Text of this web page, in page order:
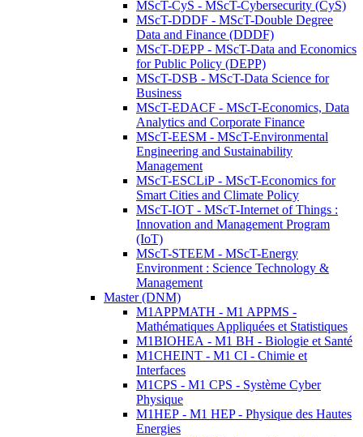
MScT-CyS - MScT-Cybersecurity (CyS)
MScT-DDDF - MScT-Double Degree
Data and Finance (DDDF)
MScT-DEPP - MScT-Data and Economics
for Public Policy (DEPP)
MScT-DSB - MScT-Data Science for
Business
MScT-EDACF - MScT-Economics, Data
Analytics and Corporate Finance
MScT-EESM - MScT-Environmental
Engineering and Sustainability
Management
MScT-ESCLiP - MScT-Economics for
Smart Cities and Climate Policy
MScT-IOT - MScT-Internet of Things :
Innovation and Management Program
(IoT)
MScT-STEEM - MScT-Energy
Environment : Science Technology &
Management
Master (DNM)
M1APPMATH - M1 APPMS -
Mathématiques Appliquées et Statistiques
M1BIOHEA - M1 BH - Biologie et Santé
M1CHEINT - M1 CI - Chimie et
Interfaces
M1CPS - M1 CPS - Système Cyber
Physique
M1HEP - M1 HEP - Physique des Hautes
Energies